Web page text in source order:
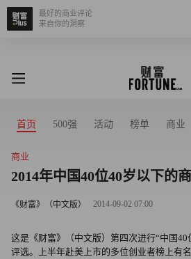
最好的商业评论
来自你的洞察
首页 500强 活动 榜单 商业
商业
2014年中国40位40岁以下的
《财富》（中文版） 2014-09-02 07:00
这是《财富》（中文版）第四次进行“中国40
评选。上半年赴美上市的多位创业者榜上有